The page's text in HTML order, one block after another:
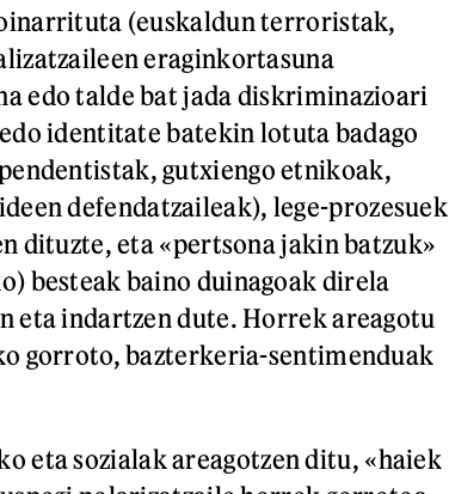
(euskaldun terroristak,
eraginkortasuna
edo talde bat jada diskriminazioari
identitate batekin lotuta badago
gutxiengo etnikoak,
defendatzaileak), lege-prozesuek
dituzte, eta «pertsona jakin batzuk»
besteak baino duinagoak direla
eta indartzen dute. Horrek areagotu
gorroto, bazterkeria-sentimenduak
eta sozialak areagotzen ditu, «haiek